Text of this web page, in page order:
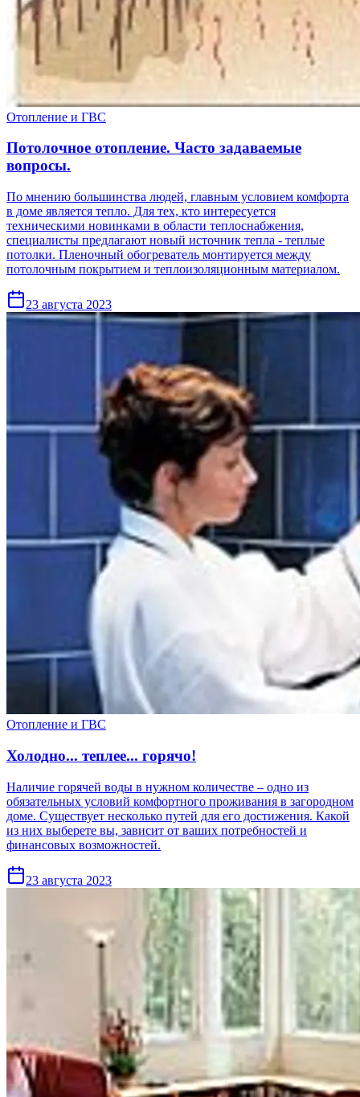
Отопление и ГВС
Потолочное отопление. Часто задаваемые
вопросы.
По мнению большинства людей, главным условием комфорта
в доме является тепло. Для тех, кто интересуется
техническими новинками в области теплоснабжения,
специалисты предлагают новый источник тепла - теплые
потолки. Пленочный обогреватель монтируется между
потолочным покрытием и теплоизоляционным материалом.
23 августа 2023
Отопление и ГВС
Холодно... теплее... горячо!
Наличие горячей воды в нужном количестве – одно из
обязательных условий комфортного проживания в загородном
доме. Существует несколько путей для его достижения. Какой
из них выберете вы, зависит от ваших потребностей и
финансовых возможностей.
23 августа 2023